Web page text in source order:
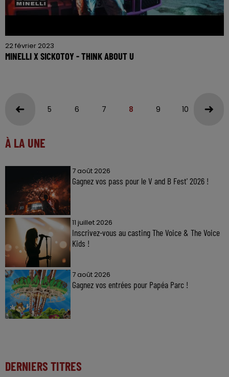
22 février 2023
MINELLI X SICKOTOY - THINK ABOUT U
5 6 7 8 9 10 11
À LA UNE
7 août 2026
Gagnez vos pass pour le V and B Fest' 2026 !
11 juillet 2026
Inscrivez-vous au casting The Voice & The Voice
Kids !
7 août 2026
Gagnez vos entrées pour Papéa Parc !
DERNIERS TITRES